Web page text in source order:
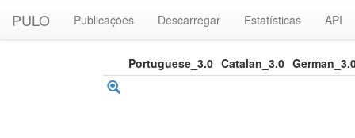
PULO Publicações Descarregar Estatísticas API
Portuguese_3.0 Catalan_3.0